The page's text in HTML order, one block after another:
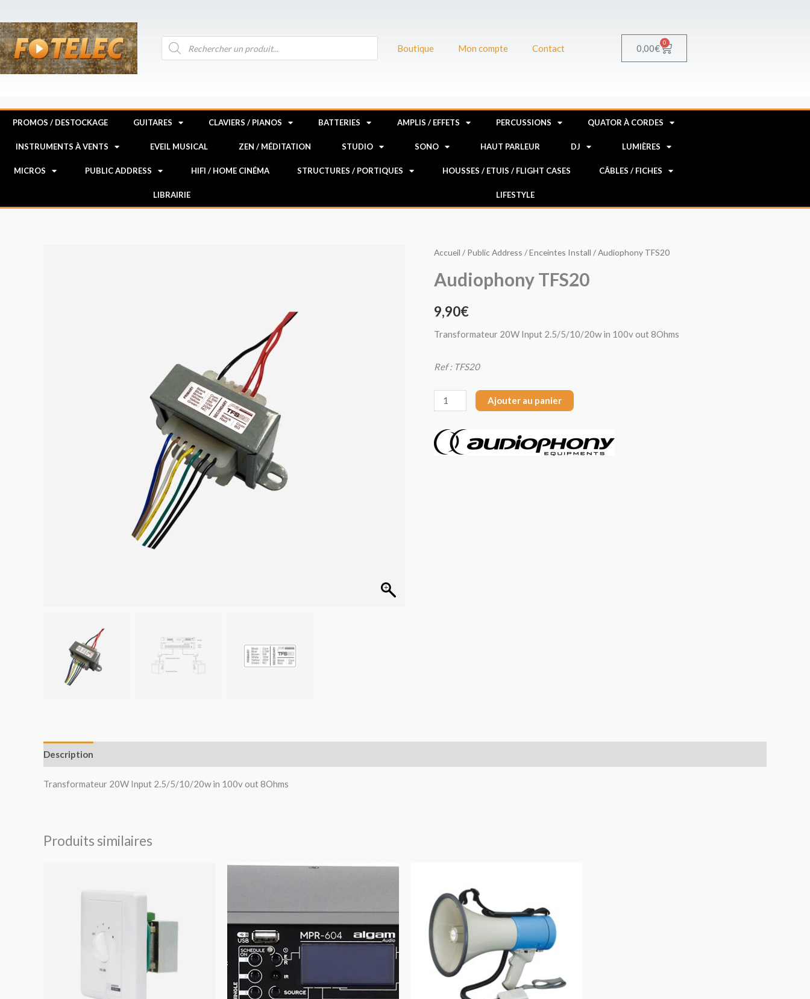
au
contenu
Recherche
de
produits
Boutique Mon compte Contact 0,00€
0
Panier
PROMOS / DESTOCKAGE GUITARES CLAVIERS / PIANOS BATTERIES AMPLIS / EFFETS PERCUSSIONS QUATOR À CORDES
INSTRUMENTS À VENTS EVEIL MUSICAL ZEN / MÉDITATION STUDIO SONO HAUT PARLEUR DJ LUMIÈRES
MICROS PUBLIC ADDRESS HIFI / HOME CINÉMA STRUCTURES / PORTIQUES HOUSSES / ETUIS / FLIGHT CASES CÂBLES / FICHES
LIBRAIRIE LIFESTYLE
Accueil / Public Address /Enceintes Install / Audiophony TFS20
Audiophony TFS20
9,90€
Transformateur 20W Input 2.5/5/10/20w in 100v out 8Ohms
Ref : TFS20
quantité
Audiophony
Ajouter au panier
Description
Transformateur 20W Input 2.5/5/10/20w in 100v out 8Ohms
Produits similaires